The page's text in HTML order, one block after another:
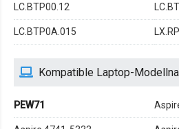
LC.BTP00.12
LC.BTP0A.015
Kompatible Laptop-
PEW71